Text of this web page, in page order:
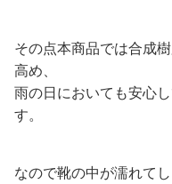
その点本商品では合成
高め、
雨の日においても安心
す。
なので靴の中が濡れて